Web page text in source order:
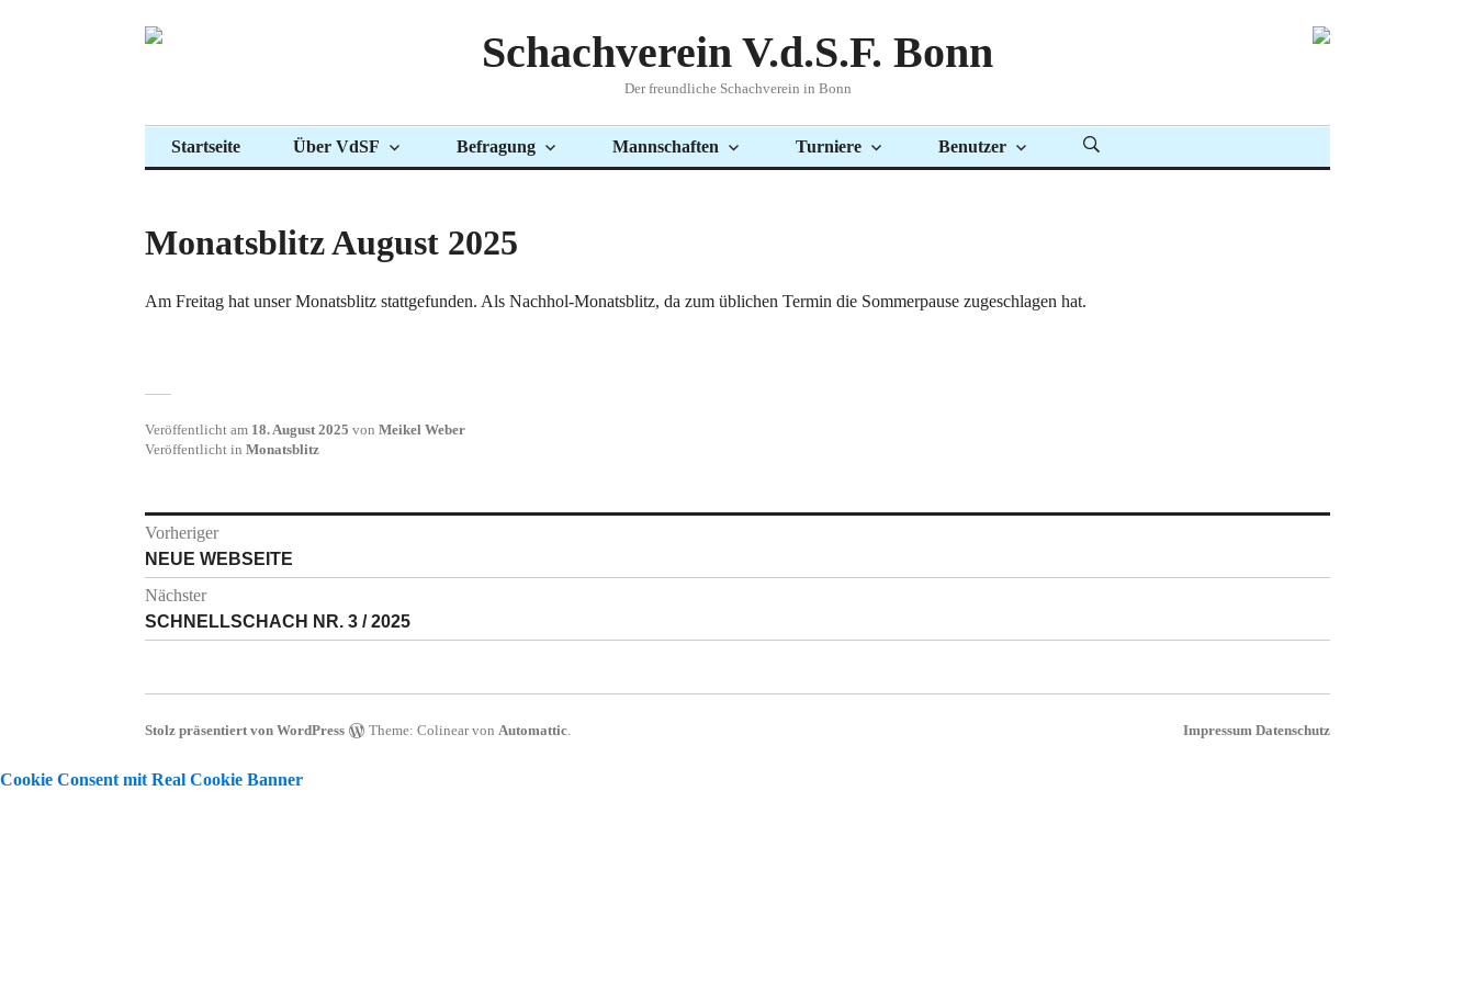
Inhalt
Schachverein V.d.S.F. Bonn
Der freundliche Schachverein in Bonn
Startseite Über VdSF Befragung Mannschaften Turniere Benutzer
Monatsblitz August 2025
Am Freitag hat unser Monatsblitz stattgefunden. Als Nachhol-Monatsblitz, da zum üblichen Termin die Sommerpause zugeschlagen hat.
Veröffentlicht am 18. August 2025 von Meikel Weber
Veröffentlicht in Monatsblitz
Beitragsnavigation
Vorheriger
Vorheriger
Beitrag:
NEUE WEBSEITE
Nächster
Nächster
Beitrag:
SCHNELLSCHACH NR. 3 / 2025
Stolz präsentiert von WordPress Theme: Colinear von Automattic. Impressum Datenschutz
Cookie Consent mit Real Cookie Banner